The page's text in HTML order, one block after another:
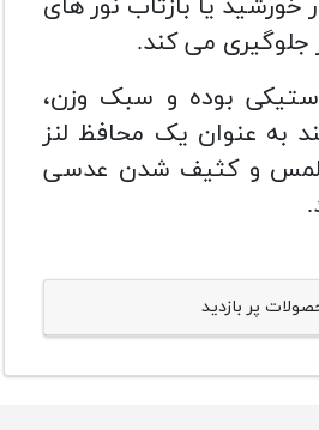
یا بازتاب نور های
جلوگیری می کند.
بوده و سبک وزن،
به عنوان یک محافظ لنز
لمس و کثیف شدن عدسی
پر بازدید